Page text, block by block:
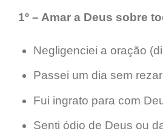
1º – Amar a Deus sobre
Negligenciei a oração
Passei um dia sem
Fui ingrato para com
Senti ódio de Deus ou